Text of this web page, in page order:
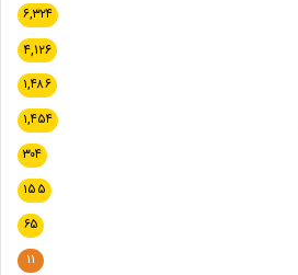
۶,۳۲۴
۴,۱۲۶
۱,۴۸۶
۱,۴۵۴
۳۰۴
۱۵۵
۶۵
۱۱